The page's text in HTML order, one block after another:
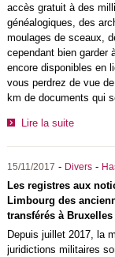
accès gratuit à des
généalogiques, des
moulages de sceaux,
cependant bien garder
encore disponibles en
vous perdrez de vue
km de documents qui
Lire la suite
15/11/2017 - Divers-
Les registres aux
Limbourg des
transférés à Bruxelles
Depuis juillet 2017, la
juridictions militaires